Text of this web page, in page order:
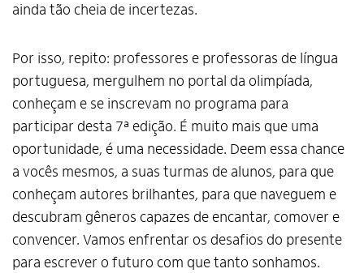
Alto Contraste
ainda tão cheia de incertezas.
Por isso, repito: professores e professoras de língua
portuguesa, mergulhem no portal da olimpíada,
conheçam e se inscrevam no programa para
participar desta 7ª edição. É muito mais que uma
oportunidade, é uma necessidade. Deem essa chance
a vocês mesmos, a suas turmas de alunos, para que
conheçam autores brilhantes, para que naveguem e
descubram gêneros capazes de encantar, comover e
convencer. Vamos enfrentar os desafios do presente
para escrever o futuro com que tanto sonhamos.